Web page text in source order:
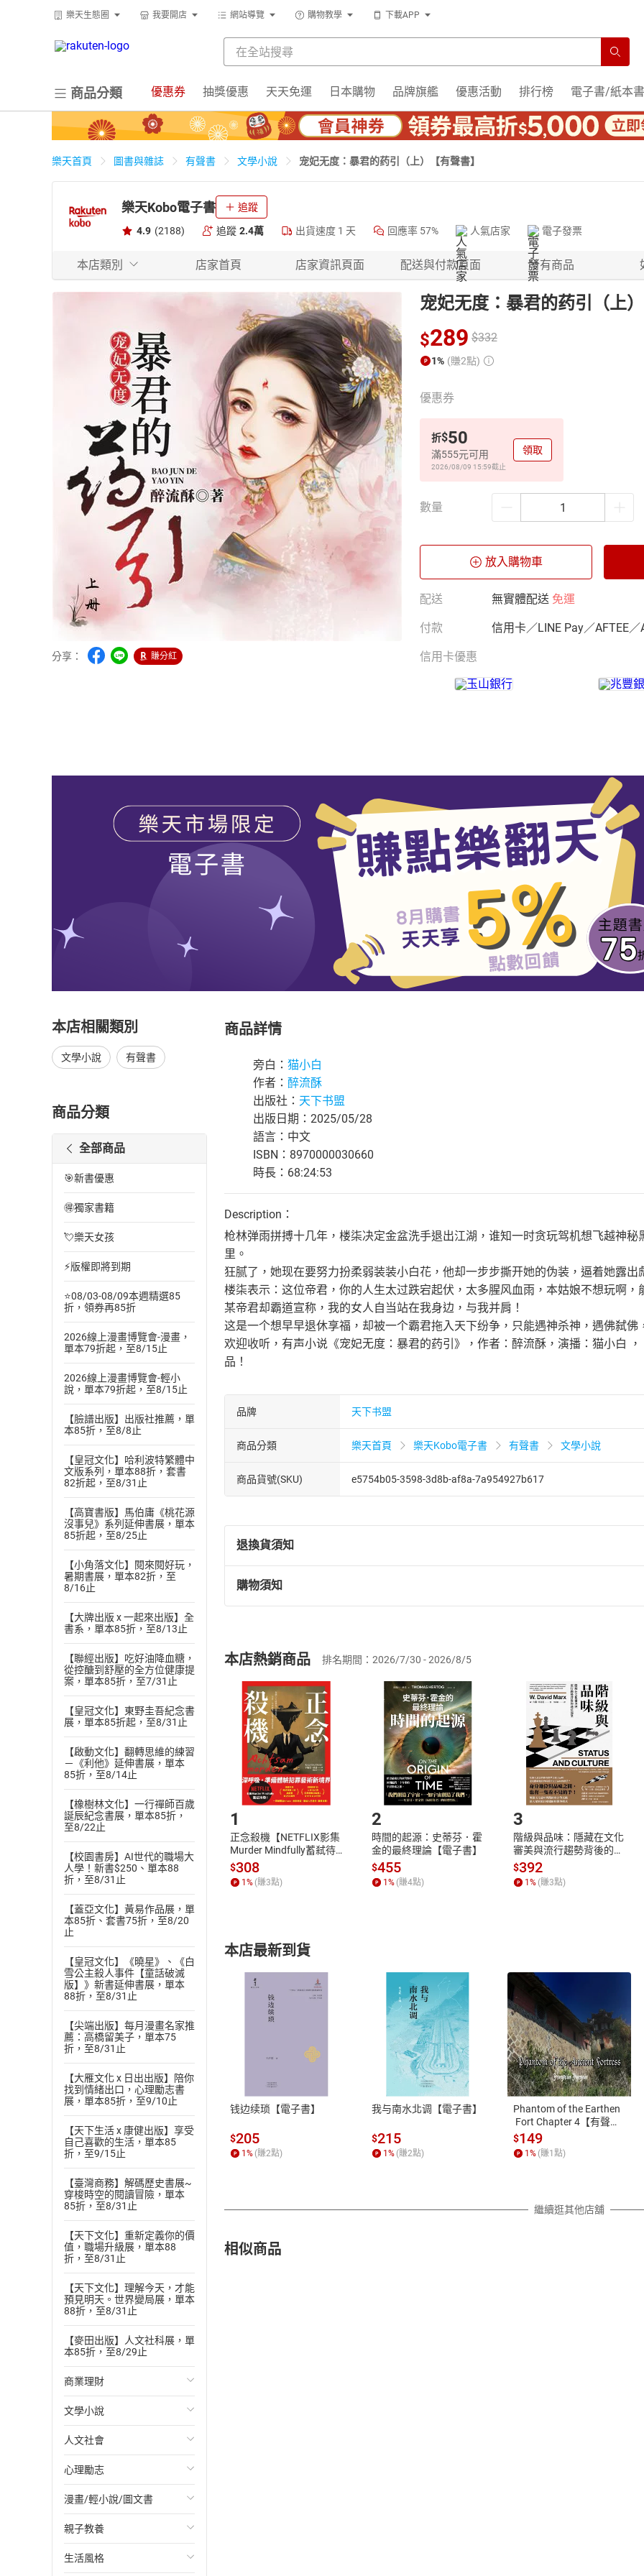
樂天生態圈 我要開店 網站導覽 購物教學 下載APP
商品分類 優惠券 抽獎優惠 天天免運 日本購物 品牌旗艦 優惠活動 排行榜 電子書/紙本書
樂天首頁 圖書與雜誌 有聲書 文學小說 宠妃无度：暴君的药引（上）【有聲書】
樂天Kobo電子書 追蹤
4.9 (2188) 追蹤 2.4萬 出貨速度 1 天 回應率 57% 人氣店家 電子發票
本店類別 店家首頁 店家資訊頁面 配送與付款頁面 所有商品
分享： 賺分紅
宠妃无度：暴君的药引（上
$289 $332
1% (賺2點)
優惠券
折$50
滿555元可用
2026/08/09 15:59截止
領取
數量
放入購物車
配送 無實體配送 免運
付款 信用卡／LINE Pay／AFTEE／
信用卡優惠
本店相關類別
文學小說 有聲書
商品分類
全部商品
🎯新書優惠
🉐獨家書籍
💘樂天女孩
⚡版權即將到期
⭐08/03-08/09本週精選85
折，領券再85折
2026線上漫畫博覽會-漫畫，
單本79折起，至8/15止
2026線上漫畫博覽會-輕小
說，單本79折起，至8/15止
【臉譜出版】出版社推薦，單
本85折，至8/8止
【皇冠文化】哈利波特繁體中
文版系列，單本88折，套書
82折起，至8/31止
【高寶書版】馬伯庸《桃花源
沒事兒》系列延伸書展，單本
85折起，至8/25止
【小角落文化】閱來閱好玩，
暑期書展，單本82折，至
8/16止
【大牌出版 x 一起來出版】全
書系，單本85折，至8/13止
【聯經出版】吃好油降血糖，
從控醣到舒壓的全方位健康提
案，單本85折，至7/31止
【皇冠文化】東野圭吾紀念書
展，單本85折起，至8/31止
【啟動文化】翻轉思維的練習
－《利他》延伸書展，單本
85折，至8/14止
【橡樹林文化】一行禪師百歲
誕辰紀念書展，單本85折，
至8/22止
【校園書房】AI世代的職場大
人學！新書$250、單本88
折，至8/31止
【蓋亞文化】黃易作品展，單
本85折、套書75折，至8/20
止
【皇冠文化】《曉星》、《白
雪公主殺人事件【童話破滅
版】》新書延伸書展，單本
88折，至8/31止
【尖端出版】每月漫畫名家推
薦：高橋留美子，單本75
折，至8/31止
【大雁文化 x 日出出版】陪你
找到情緒出口，心理勵志書
展，單本85折，至9/10止
【天下生活 x 康健出版】享受
自己喜歡的生活，單本85
折，至9/15止
【臺灣商務】解碼歷史書展~
穿梭時空的閱讀冒險，單本
85折，至8/31止
【天下文化】重新定義你的價
值，職場升級展，單本88
折，至8/31止
【天下文化】理解今天，才能
預見明天。世界變局展，單本
88折，至8/31止
【麥田出版】人文社科展，單
本85折，至8/29止
商業理財
投資理財
經濟/趨勢
財務/金融
管理/領導
職場工作術
成功法
文學小說
歐美文學
日本文學
韓國文學
華文文學
經典文學
人文社會
國際關係
政治
社會科學
台灣/中國歷史
心理勵志
心靈成長/情緒
人際關係
兩性關係
漫畫/輕小說/圖文書
輕小說
奇幻/科幻
親子教養
教育現場
生活風格
商品詳情
旁白： 猫小白
作者： 醉流酥
出版社： 天下书盟
出版日期：2025/05/28
語言：中文
ISBN：8970000030660
時長：68:24:53
Description：
枪林弹雨拼搏十几年，楼柒决定金盆洗手退出江湖，谁知一时贪玩驾机想飞越神
里。
狂腻了，她现在要努力扮柔弱装装小白花，他却一步步撕开她的伪装，逼着她露出
楼柒表示：这位帝君，你的人生太过跌宕起伏，太多腥风血雨，本姑娘不想玩啊
某帝君却霸道宣称，我的女人自当站在我身边，与我并肩！
这是一个想早早退休享福，却被一个霸君拖入天下纷争，只能遇神杀神，遇佛弑佛
欢迎收听，有声小说《宠妃无度：暴君的药引》，作者：醉流酥，演播：猫小白
品！
品牌 天下书盟
商品分類 樂天首頁 樂天Kobo電子書 有聲書 文學小說
商品貨號(SKU) e5754b05-3598-3d8b-af8a-7a954927b617
退換貨須知
退換貨規定：
(一)依消費者保護法第19條第1項後段暨通訊交易解除權合理例外情事適用
(二)消費者訂購本店鋪之商品即代表知悉本店鋪所銷售之商品為電子書，
且已下載/存取電子書，不得請求退貨退款。
退貨方式：您欲取消訂單或辦理退貨時，請登入樂天市場，並於「我的訂單
貨」，本店鋪將依您的申請進行審核，待審核通過後將為您辦理退款事宜。
請注意，樂天市場須以整筆訂單為單位進行取消/退貨，恕無法以單支商品取
購物須知
挑選商品
Choose
放入購物車
Shopping cart
登入帳號
Login
購書後，如何開始使用？
Step1.選擇閱讀載具 Step2.登入
付款方式
ATM轉帳、信用卡、LINE PAY、AFTEE
退換貨規範
本店是否提供消費者保護法七日猶
之權利，遽消費者保護法及通訊交
除權合理例外情事適用準則，依商
質各有不同規定。詳細退換貨說明
照各商品說明。
本店熱銷商品 排名期間：2026/7/30 - 2026/8/5
1
正念殺機【NETFLIX影集
Murder Mindfully蓄弒待
發】【電子書】
$308
1% (賺3點)
2
時間的起源：史蒂芬．霍
金的最終理論【電子書】
$455
1% (賺4點)
3
階級與品味：隱藏在文化
審美與流行趨勢背後的地
位渴望【電子書】
$392
1% (賺3點)
本店最新到貨
钱边续琐【電子書】
$205
1 % (賺2點)
我与南水北调【電子書】
$215
1 % (賺2點)
Phantom of the Earthen
Fort Chapter 4【有聲
書】
$149
1 % (賺1 點)
繼續逛其他店舖
相似商品